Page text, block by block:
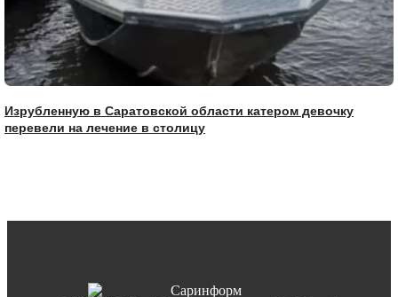
Изрубленную в Саратовской области катером девочку
перевели на лечение в столицу